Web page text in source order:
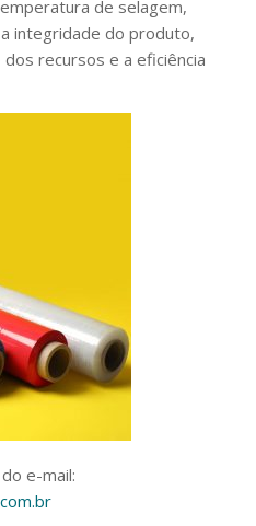
de selagem,
integridade do produto,
recursos e a eficiência
e-mail: